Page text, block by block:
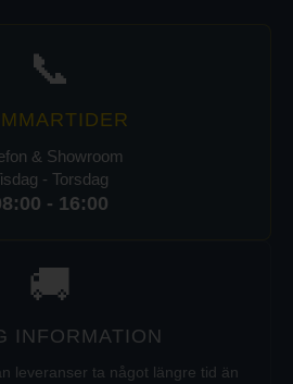
📞
& Showroom
- Torsdag
- 16:00
🚚
INFORMATION
leveranser ta något längre tid än